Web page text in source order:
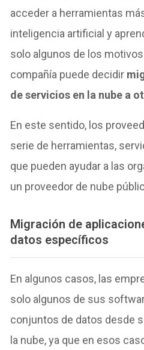
acceder a herramientas
inteligencia artificial y
solo algunos de los
compañía puede decidir
de servicios en la nube a
En este sentido, los
serie de herramientas,
que pueden ayudar a las
un proveedor de nube
Migración de
datos específicos
En algunos casos, las
solo algunos de sus
conjuntos de datos desde
la nube, ya que en esos